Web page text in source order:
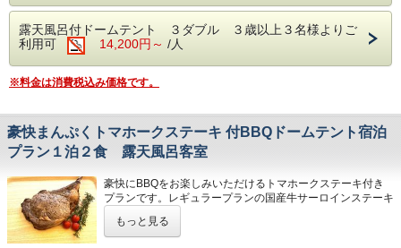
《ご用意しているもの》
BBQガスグリル／トング／キッチンばさみ／紙皿／コップ
／割り箸
>*各部屋のデッキにシンクがございます。（まな板・包丁は
フロンにて販売有）
キャンプ区画との同時利用はお断りさせていただいておりま
ざいます（予約制）
露天風呂付ドームテント ３ダブル ３歳以上３名様よりご
利用可
14,200円～ /人
※料金は消費税込み価格です。
豪快まんぷくトマホークステーキ 付BBQドームテント宿泊
プラン１泊２食 露天風呂客室
豪快にBBQをお楽しみいただけるトマホークステーキ付き
プランです。レギュラープランの国産牛サーロインステーキ
でのご利用の場合はレギュラープランでトマホークステーキ
をオプション選択をおねがいします
もっと見る